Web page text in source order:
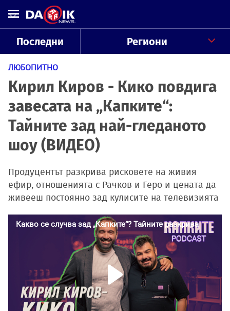
Последни Региони
ЛЮБОПИТНО
Кирил Киров - Кико повдига
завесата на „Капките“:
Тайните зад най-гледаното
шоу (ВИДЕО)
Продуцентът разкрива рисковете на живия
ефир, отношенията с Рачков и Геро и цената да
живееш постоянно зад кулисите на телевизията